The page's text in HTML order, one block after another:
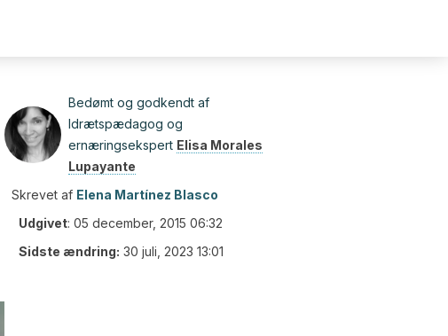
Bedømt og godkendt af
Idrætspædagog og
ernæringsekspert Elisa Morales
Lupayante
Skrevet af Elena Martínez Blasco
Udgivet: 05 december, 2015 06:32
Sidste ændring: 30 juli, 2023 13:01